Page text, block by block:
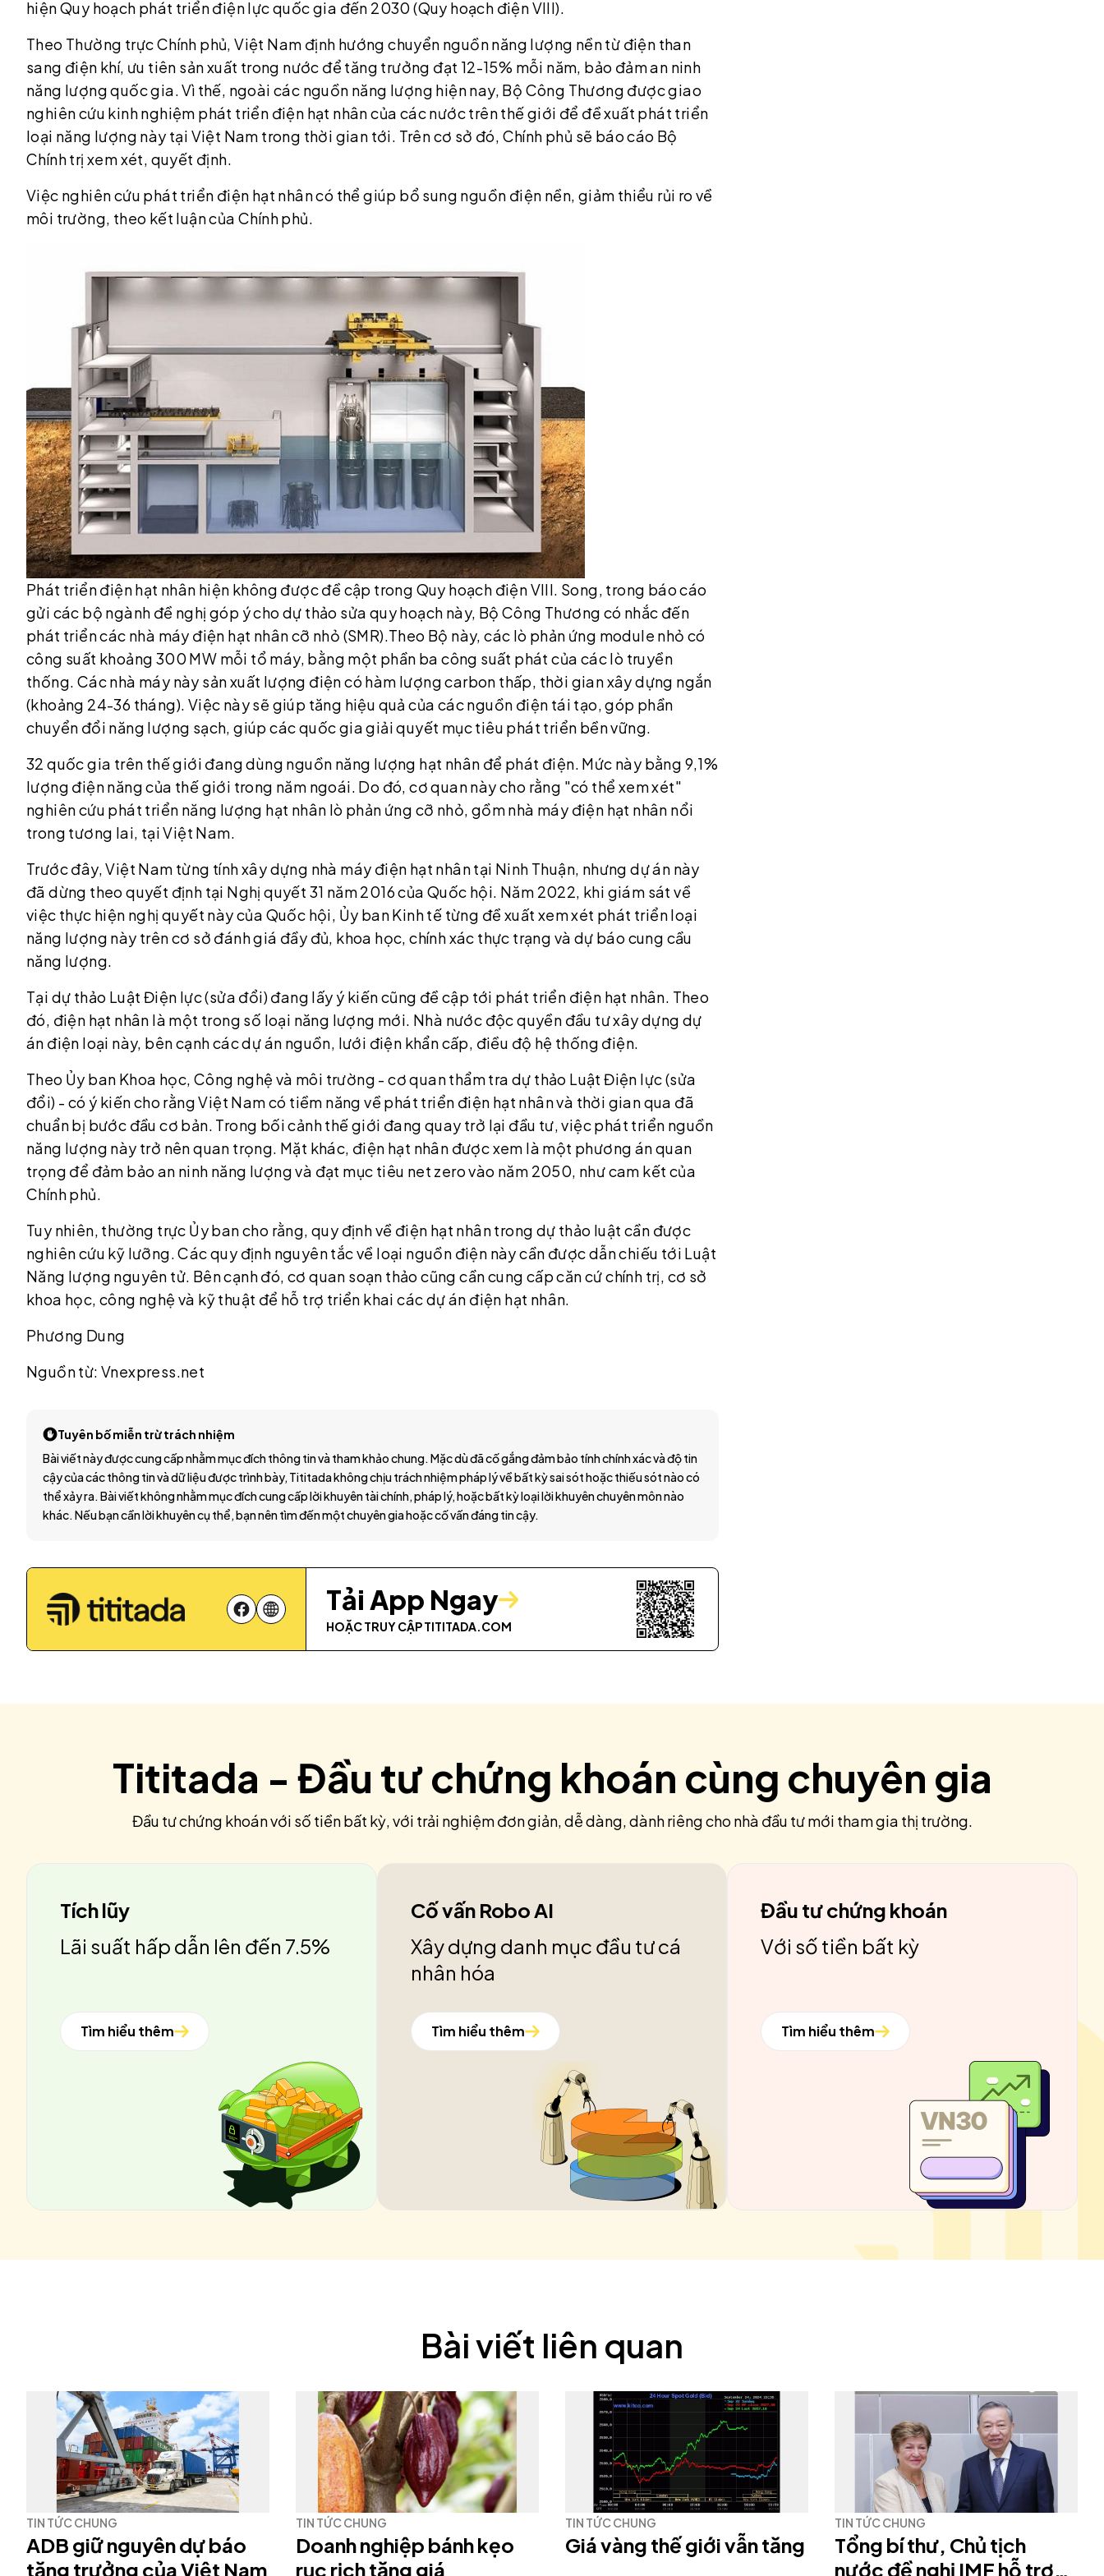
hiện Quy hoạch phát triển điện lực quốc gia đến 2030 (Quy hoạch điện VIII).
Theo Thường trực Chính phủ, Việt Nam định hướng chuyển nguồn năng lượng nền từ điện than
sang điện khí, ưu tiên sản xuất trong nước để tăng trưởng đạt 12-15% mỗi năm, bảo đảm an ninh
năng lượng quốc gia. Vì thế, ngoài các nguồn năng lượng hiện nay, Bộ Công Thương được giao
nghiên cứu kinh nghiệm phát triển điện hạt nhân của các nước trên thế giới để đề xuất phát triển
loại năng lượng này tại Việt Nam trong thời gian tới. Trên cơ sở đó, Chính phủ sẽ báo cáo Bộ
Chính trị xem xét, quyết định.
Việc nghiên cứu phát triển điện hạt nhân có thể giúp bổ sung nguồn điện nền, giảm thiểu rủi ro về
môi trường, theo kết luận của Chính phủ.
Phát triển điện hạt nhân hiện không được đề cập trong Quy hoạch điện VIII. Song, trong báo cáo
gửi các bộ ngành đề nghị góp ý cho dự thảo sửa quy hoạch này, Bộ Công Thương có nhắc đến
phát triển các nhà máy điện hạt nhân cỡ nhỏ (SMR).Theo Bộ này, các lò phản ứng module nhỏ có
công suất khoảng 300 MW mỗi tổ máy, bằng một phần ba công suất phát của các lò truyền
thống. Các nhà máy này sản xuất lượng điện có hàm lượng carbon thấp, thời gian xây dựng ngắn
(khoảng 24-36 tháng). Việc này sẽ giúp tăng hiệu quả của các nguồn điện tái tạo, góp phần
chuyển đổi năng lượng sạch, giúp các quốc gia giải quyết mục tiêu phát triển bền vững.
32 quốc gia trên thế giới đang dùng nguồn năng lượng hạt nhân để phát điện. Mức này bằng 9,1%
lượng điện năng của thế giới trong năm ngoái. Do đó, cơ quan này cho rằng "có thể xem xét"
nghiên cứu phát triển năng lượng hạt nhân lò phản ứng cỡ nhỏ, gồm nhà máy điện hạt nhân nổi
trong tương lai, tại Việt Nam.
Trước đây, Việt Nam từng tính xây dựng nhà máy điện hạt nhân tại Ninh Thuận, nhưng dự án này
đã dừng theo quyết định tại Nghị quyết 31 năm 2016 của Quốc hội. Năm 2022, khi giám sát về
việc thực hiện nghị quyết này của Quốc hội, Ủy ban Kinh tế từng đề xuất xem xét phát triển loại
năng lượng này trên cơ sở đánh giá đầy đủ, khoa học, chính xác thực trạng và dự báo cung cầu
năng lượng.
Tại dự thảo Luật Điện lực (sửa đổi) đang lấy ý kiến cũng đề cập tới phát triển điện hạt nhân. Theo
đó, điện hạt nhân là một trong số loại năng lượng mới. Nhà nước độc quyền đầu tư xây dựng dự
án điện loại này, bên cạnh các dự án nguồn, lưới điện khẩn cấp, điều độ hệ thống điện.
Theo Ủy ban Khoa học, Công nghệ và môi trường - cơ quan thẩm tra dự thảo Luật Điện lực (sửa
đổi) - có ý kiến cho rằng Việt Nam có tiềm năng về phát triển điện hạt nhân và thời gian qua đã
chuẩn bị bước đầu cơ bản. Trong bối cảnh thế giới đang quay trở lại đầu tư, việc phát triển nguồn
năng lượng này trở nên quan trọng. Mặt khác, điện hạt nhân được xem là một phương án quan
trọng để đảm bảo an ninh năng lượng và đạt mục tiêu net zero vào năm 2050, như cam kết của
Chính phủ.
Tuy nhiên, thường trực Ủy ban cho rằng, quy định về điện hạt nhân trong dự thảo luật cần được
nghiên cứu kỹ lưỡng. Các quy định nguyên tắc về loại nguồn điện này cần được dẫn chiếu tới Luật
Năng lượng nguyên tử. Bên cạnh đó, cơ quan soạn thảo cũng cần cung cấp căn cứ chính trị, cơ sở
khoa học, công nghệ và kỹ thuật để hỗ trợ triển khai các dự án điện hạt nhân.
Phương Dung
Nguồn từ: Vnexpress.net
Tuyên bố miễn trừ trách nhiệm
Bài viết này được cung cấp nhằm mục đích thông tin và tham khảo chung. Mặc dù đã cố gắng đảm bảo tính chính xác và độ tin
cậy của các thông tin và dữ liệu được trình bày, Tititada không chịu trách nhiệm pháp lý về bất kỳ sai sót hoặc thiếu sót nào có
thể xảy ra. Bài viết không nhằm mục đích cung cấp lời khuyên tài chính, pháp lý, hoặc bất kỳ loại lời khuyên chuyên môn nào
khác. Nếu bạn cần lời khuyên cụ thể, bạn nên tìm đến một chuyên gia hoặc cố vấn đáng tin cậy.
Tải App Ngay
HOẶC TRUY CẬPTITITADA.COM
Tititada - Đầu tư chứng khoán cùng chuyên gia
Đầu tư chứng khoán với số tiền bất kỳ, với trải nghiệm đơn giản, dễ dàng, dành riêng cho nhà đầu tư mới tham gia thị trường.
Tích lũy
Lãi suất hấp dẫn lên đến 7.5%
Tìm hiểu thêm
Cố vấn Robo AI
Xây dựng danh mục đầu tư cá
nhân hóa
Tìm hiểu thêm
Đầu tư chứng khoán
Với số tiền bất kỳ
Tìm hiểu thêm
Bài viết liên quan
TIN TỨC CHUNG
ADB giữ nguyên dự báo
tăng trưởng của Việt Nam
TIN TỨC CHUNG
Doanh nghiệp bánh kẹo
rục rịch tăng giá
TIN TỨC CHUNG
Giá vàng thế giới vẫn tăng
TIN TỨC CHUNG
Tổng bí thư, Chủ tịch
nước đề nghị IMF hỗ trợ